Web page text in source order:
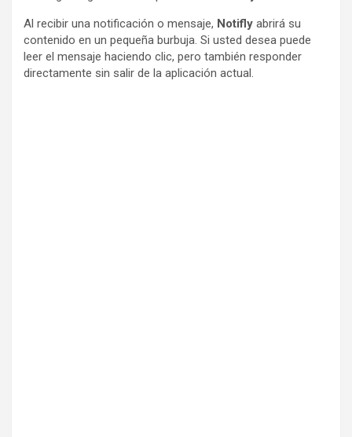
Al recibir una notificación o mensaje, Notifly abrirá su
contenido en un pequeña burbuja. Si usted desea puede
leer el mensaje haciendo clic, pero también responder
directamente sin salir de la aplicación actual.